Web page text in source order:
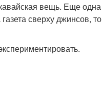
вещь. Еще
сверху джинсов,